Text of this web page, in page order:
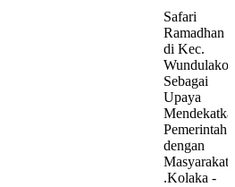
Safari
Ramadhan
di Kec.
Wundulako,
Sebagai
Upaya
Pemerintah
dengan
Masyarakat
.Kolaka -